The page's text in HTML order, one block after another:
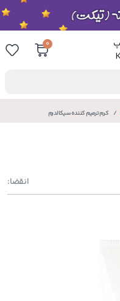
0
کرم ترمیم کننده سیکالدرم
انقضا: